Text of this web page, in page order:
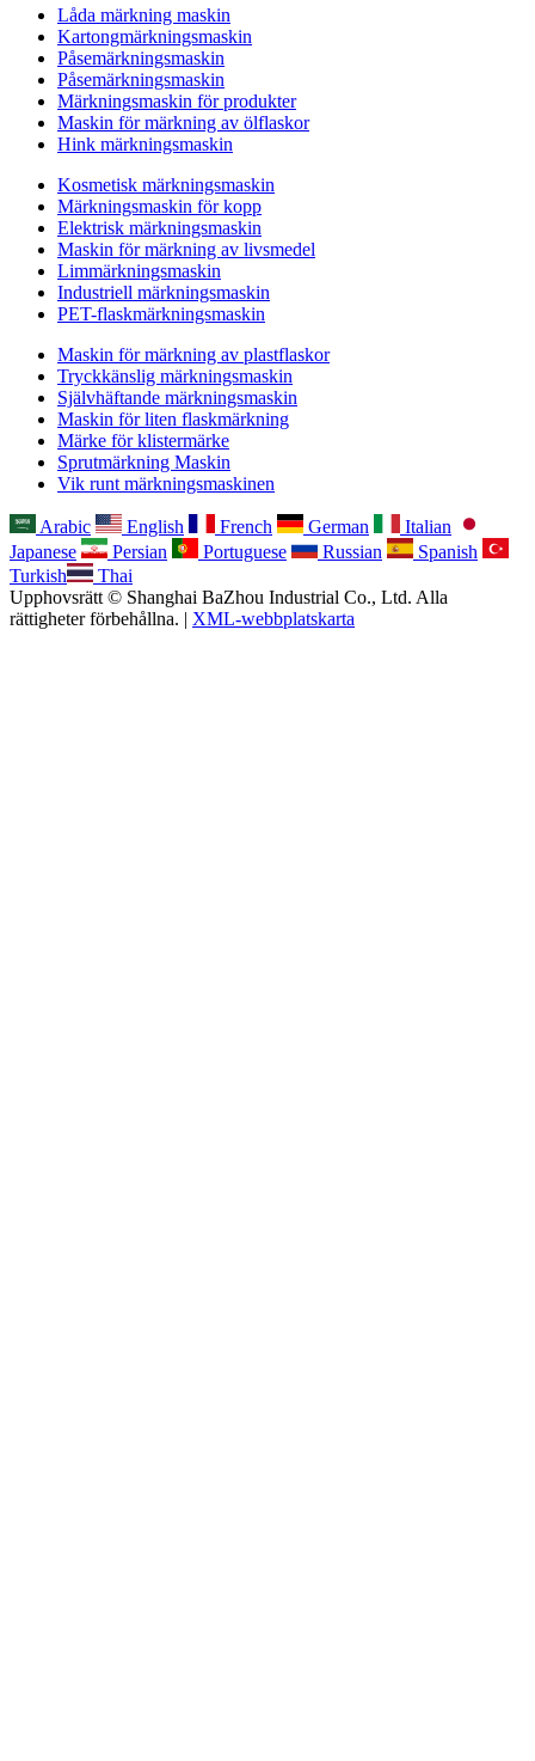
Låda märkning maskin
Kartongmärkningsmaskin
Påsemärkningsmaskin
Påsemärkningsmaskin
Märkningsmaskin för produkter
Maskin för märkning av ölflaskor
Hink märkningsmaskin
Kosmetisk märkningsmaskin
Märkningsmaskin för kopp
Elektrisk märkningsmaskin
Maskin för märkning av livsmedel
Limmärkningsmaskin
Industriell märkningsmaskin
PET-flaskmärkningsmaskin
Maskin för märkning av plastflaskor
Tryckkänslig märkningsmaskin
Självhäftande märkningsmaskin
Maskin för liten flaskmärkning
Märke för klistermärke
Sprutmärkning Maskin
Vik runt märkningsmaskinen
Arabic English French German
Italian
Japanese
Persian Portuguese Russian
Spanish
Turkish
Thai
Upphovsrätt © Shanghai BaZhou Industrial Co., Ltd. Alla
rättigheter förbehållna. | XML-webbplatskarta